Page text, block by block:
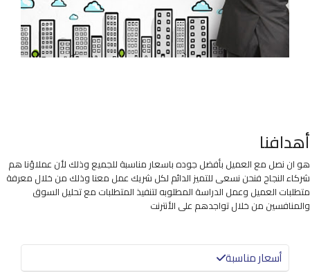
أهدافنا
هو ان نصل مع العميل بأفضل جوده باسعار مناسبة للجميع وذلك لأن عملاؤنا هم
شركاء النجاح فنحن نسعى للتميز الدائم لكل شريك عمل معنا وذلك من خلال معرفة
متطلبات العميل وعمل الدراسة المطلوبه لتنفيذ المتطلبات مع تحليل السوق
والمنافسين من خلال تواجدهم على الأنترنت
أسعار مناسبة